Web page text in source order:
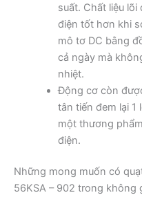
suất. Chất liệu
điện tốt hơn khi
mô tơ DC bằng
cả ngày mà
nhiệt.
Động cơ còn
tân tiến đem lại 1
một thương
điện.
Những mong muốn có
56KSA – 902 trong không